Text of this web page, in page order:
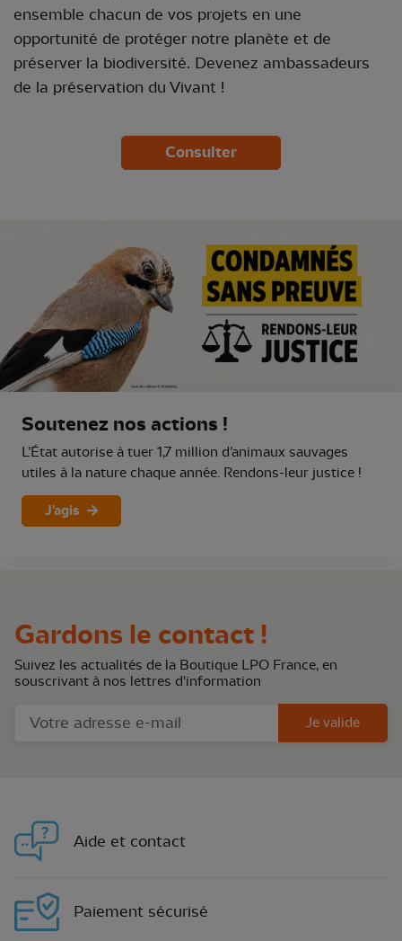
ensemble chacun de vos projets en une
opportunité de protéger notre planète et de
préserver la biodiversité. Devenez ambassadeurs
de la préservation du Vivant !
Consulter
Soutenez nos actions !
L’État autorise à tuer 1,7 million d’animaux sauvages
utiles à la nature chaque année. Rendons-leur justice !
J'agis
Gardons le contact !
Suivez les actualités de la Boutique LPO France, en
souscrivant à nos lettres d'information
Je valide
Aide et contact
Paiement sécurisé